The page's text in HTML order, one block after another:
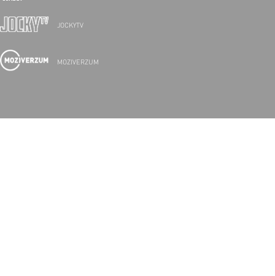
JOCKYTV
MOZIVERZUM